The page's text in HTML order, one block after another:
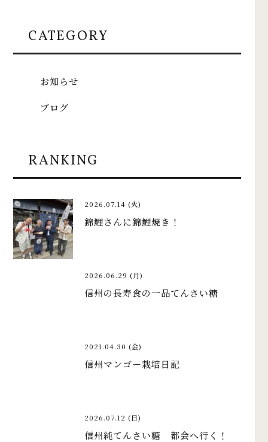
CATEGORY
お知らせ
ブログ
RANKING
2026.07.14 (火)
錦鯉さんに錦鯉焼き！
2026.06.29 (月)
信州の長寿食の一品てんさい糖
2021.04.30 (金)
信州マンゴー栽培日記
2026.07.12 (日)
信州純てんさい糖 都会へ行く！